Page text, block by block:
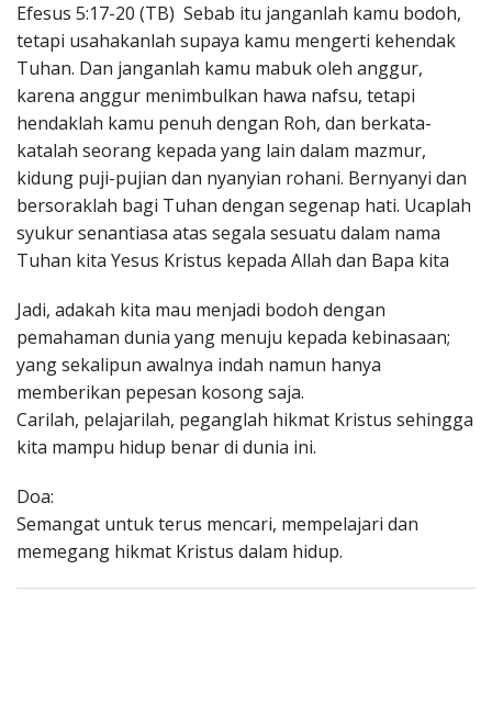
Efesus 5:17-20 (TB) Sebab itu janganlah kamu bodoh,
tetapi usahakanlah supaya kamu mengerti kehendak
Tuhan. Dan janganlah kamu mabuk oleh anggur,
karena anggur menimbulkan hawa nafsu, tetapi
hendaklah kamu penuh dengan Roh, dan berkata-
katalah seorang kepada yang lain dalam mazmur,
kidung puji-pujian dan nyanyian rohani. Bernyanyi dan
bersoraklah bagi Tuhan dengan segenap hati. Ucaplah
syukur senantiasa atas segala sesuatu dalam nama
Tuhan kita Yesus Kristus kepada Allah dan Bapa kita
Jadi, adakah kita mau menjadi bodoh dengan
pemahaman dunia yang menuju kepada kebinasaan;
yang sekalipun awalnya indah namun hanya
memberikan pepesan kosong saja.
Carilah, pelajarilah, peganglah hikmat Kristus sehingga
kita mampu hidup benar di dunia ini.
Doa:
Semangat untuk terus mencari, mempelajari dan
memegang hikmat Kristus dalam hidup.